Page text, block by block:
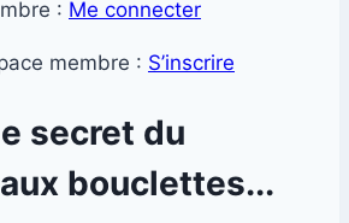
: Me connecter
membre : S’inscrire
secret du
bouclettes...